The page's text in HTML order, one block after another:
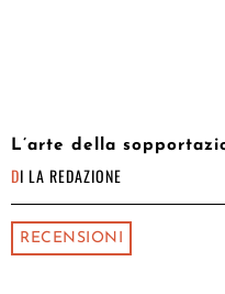
L’arte della
DI LA REDAZIONE
RECENSIONI